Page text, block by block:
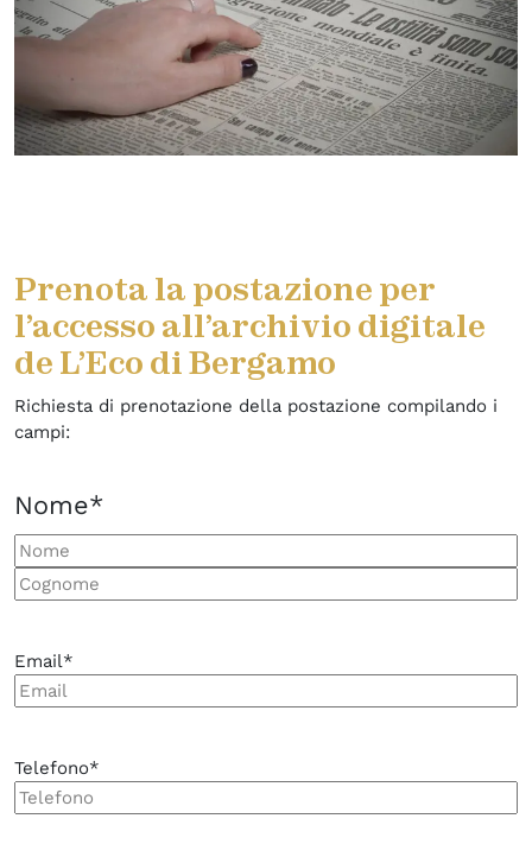
Prenota la postazione per
l’accesso all’archivio digitale
de L’Eco di Bergamo
Richiesta di prenotazione della postazione compilando i
campi:
Nome*
Nome
Email*
Telefono*